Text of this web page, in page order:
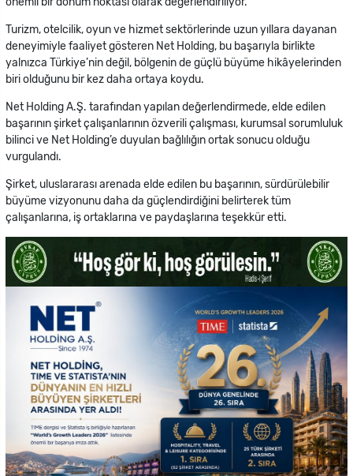
Turizm, otelcilik, oyun ve hizmet sektörlerinde uzun yıllara dayanan
deneyimiyle faaliyet gösteren Net Holding, bu başarıyla birlikte
yalnızca Türkiye’nin değil, bölgenin de güçlü büyüme hikâyelerinden
biri olduğunu bir kez daha ortaya koydu.
Net Holding A.Ş. tarafından yapılan değerlendirmede, elde edilen
başarının şirket çalışanlarının özverili çalışması, kurumsal sorumluluk
bilinci ve Net Holding’e duyulan bağlılığın ortak sonucu olduğu
vurgulandı.
Şirket, uluslararası arenada elde edilen bu başarının, sürdürülebilir
büyüme vizyonunu daha da güçlendirdiğini belirterek tüm
çalışanlarına, iş ortaklarına ve paydaşlarına teşekkür etti.